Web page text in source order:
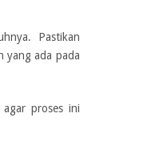
Pastikan
yang ada pada
agar proses ini